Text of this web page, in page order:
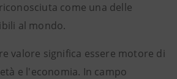
come una delle
al mondo.
valore significa essere motore di
e l'economia. In campo